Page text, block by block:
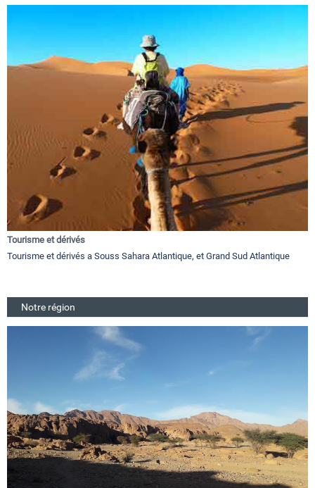
Tourisme et dérivés
Tourisme et dérivés a Souss Sahara Atlantique, et Grand Sud Atlantique
Notre région